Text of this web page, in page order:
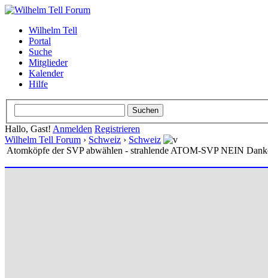
Wilhelm Tell
Portal
Suche
Mitglieder
Kalender
Hilfe
Hallo, Gast! Anmelden Registrieren
Wilhelm Tell Forum › Schweiz › Schweiz
Atomköpfe der SVP abwählen - strahlende ATOM-SVP NEIN